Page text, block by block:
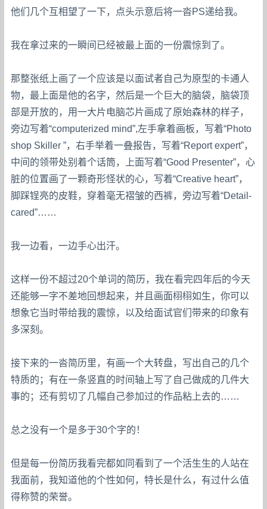
他们几个互相望了一下，点头示意后将一沓PS递给我。
我在拿过来的一瞬间已经被最上面的一份震惊到了。
那整张纸上画了一个应该是以面试者自己为原型的卡通人
物，最上面是他的名字，然后是一个巨大的脑袋，脑袋顶
部是开放的，用一大片电脑芯片画成了原始森林的样子，
旁边写着“computerized mind”,左手拿着画板，写着“Photo
shop Skiller ”，右手举着一叠报告，写着“Report expert”，
中间的领带处别着个话筒，上面写着“Good Presenter”，心
脏的位置画了一颗奇形怪状的心，写着“Creative heart”，
脚踩锃亮的皮鞋，穿着毫无褶皱的西裤，旁边写着“Detail-
cared”……
我一边看，一边手心出汗。
这样一份不超过20个单词的简历，我在看完四年后的今天
还能够一字不差地回想起来，并且画面栩栩如生，你可以
想象它当时带给我的震惊，以及给面试官们带来的印象有
多深刻。
接下来的一沓简历里，有画一个大转盘，写出自己的几个
特质的；有在一条竖直的时间轴上写了自己做成的几件大
事的；还有剪切了几幅自己参加过的作品粘上去的……
总之没有一个是多于30个字的！
但是每一份简历我看完都如同看到了一个活生生的人站在
我面前，我知道他的个性如何，特长是什么，有过什么值
得称赞的荣誉。